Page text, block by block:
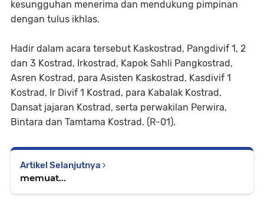
kesungguhan menerima dan mendukung pimpinan
dengan tulus ikhlas.
Hadir dalam acara tersebut Kaskostrad, Pangdivif 1, 2
dan 3 Kostrad, Irkostrad, Kapok Sahli Pangkostrad,
Asren Kostrad, para Asisten Kaskostrad, Kasdivif 1
Kostrad, Ir Divif 1 Kostrad, para Kabalak Kostrad,
Dansat jajaran Kostrad, serta perwakilan Perwira,
Bintara dan Tamtama Kostrad. (R-01).
Artikel Selanjutnya
memuat...